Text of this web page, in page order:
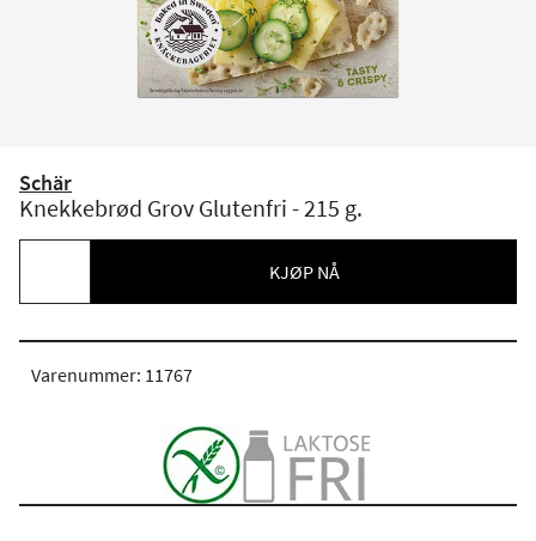
Schär
Knekkebrød Grov Glutenfri - 215 g.
KJØP NÅ
Varenummer: 11767